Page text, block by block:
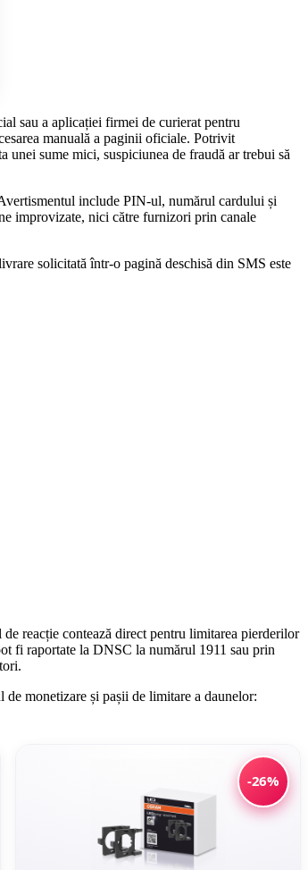
sau a aplicației firmei de curierat pentru
manuală a paginii oficiale. Potrivit
unei sume mici, suspiciunea de fraudă ar trebui să
include PIN-ul, numărul cardului și
improvizate, nici către furnizori prin canale
solicitată într-o pagină deschisă din SMS este
reacție contează direct pentru limitarea pierderilor
fi raportate la DNSC la numărul 1911 sau prin
monetizare și pașii de limitare a daunelor:
-26%